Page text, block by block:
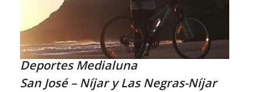
Deportes Medialuna
San José – Níjar y Las Negras-Níjar